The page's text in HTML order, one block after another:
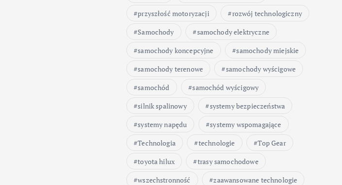
przyszłość motoryzacji
rozwój technologiczny
Samochody
samochody elektryczne
samochody koncepcyjne
samochody miejskie
samochody terenowe
samochody wyścigowe
samochód
samochód wyścigowy
silnik spalinowy
systemy bezpieczeństwa
systemy napędu
systemy wspomagające
Technologia
technologie
Top Gear
toyota hilux
trasy samochodowe
wszechstronność
zaawansowane technologie